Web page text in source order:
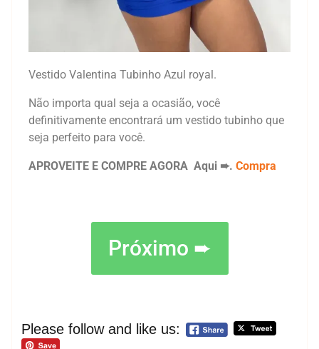
Vestido Valentina Tubinho Azul royal.
Não importa qual seja a ocasião, você
definitivamente encontrará um vestido tubinho que
seja perfeito para você.
APROVEITE E COMPRE AGORA Aqui ➨. Compra
Próximo ➨
Please follow and like us: